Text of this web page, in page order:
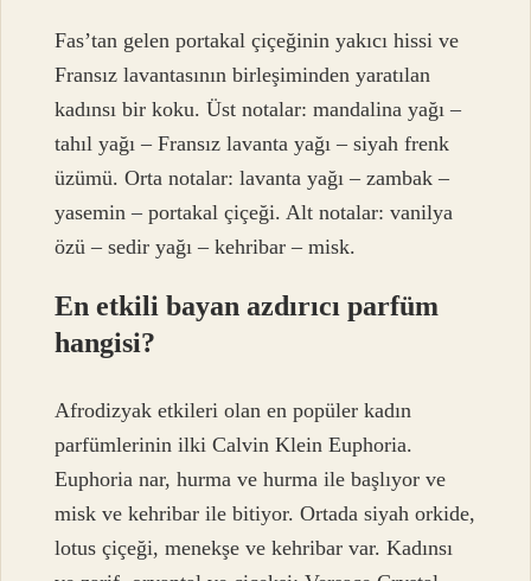
Fas’tan gelen portakal çiçeğinin yakıcı hissi ve
Fransız lavantasının birleşiminden yaratılan
kadınsı bir koku. Üst notalar: mandalina yağı –
tahıl yağı – Fransız lavanta yağı – siyah frenk
üzümü. Orta notalar: lavanta yağı – zambak –
yasemin – portakal çiçeği. Alt notalar: vanilya
özü – sedir yağı – kehribar – misk.
En etkili bayan azdırıcı parfüm
hangisi?
Afrodizyak etkileri olan en popüler kadın
parfümlerinin ilki Calvin Klein Euphoria.
Euphoria nar, hurma ve hurma ile başlıyor ve
misk ve kehribar ile bitiyor. Ortada siyah orkide,
lotus çiçeği, menekşe ve kehribar var. Kadınsı